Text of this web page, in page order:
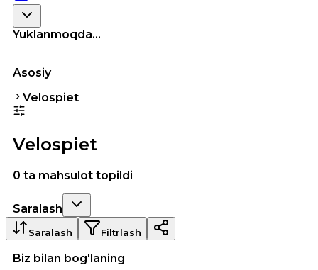
Yuklanmoqda...
Asosiy
Velospiet
Velospiet
0 ta mahsulot topildi
Saralash
Saralash Filtrlash
Biz bilan bog'laning